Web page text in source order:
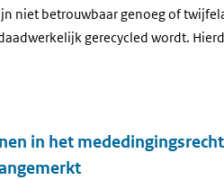
niet betrouwbaar genoeg of
gerecycled wordt.
in het